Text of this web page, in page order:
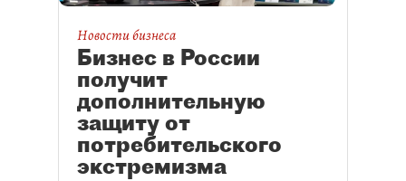
Новости бизнеса
Бизнес в России
получит
дополнительную
защиту от
потребительского
экстремизма